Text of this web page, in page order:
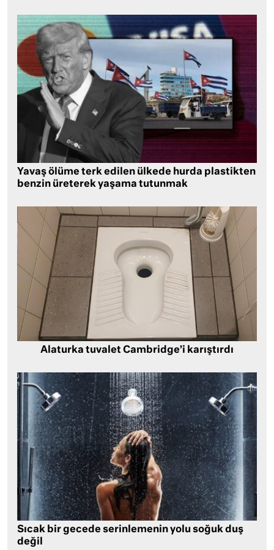
Yavaş ölüme terk edilen ülkede hurda plastikten
benzin üreterek yaşama tutunmak
Alaturka tuvalet Cambridge’i karıştırdı
Sıcak bir gecede serinlemenin yolu soğuk duş
değil